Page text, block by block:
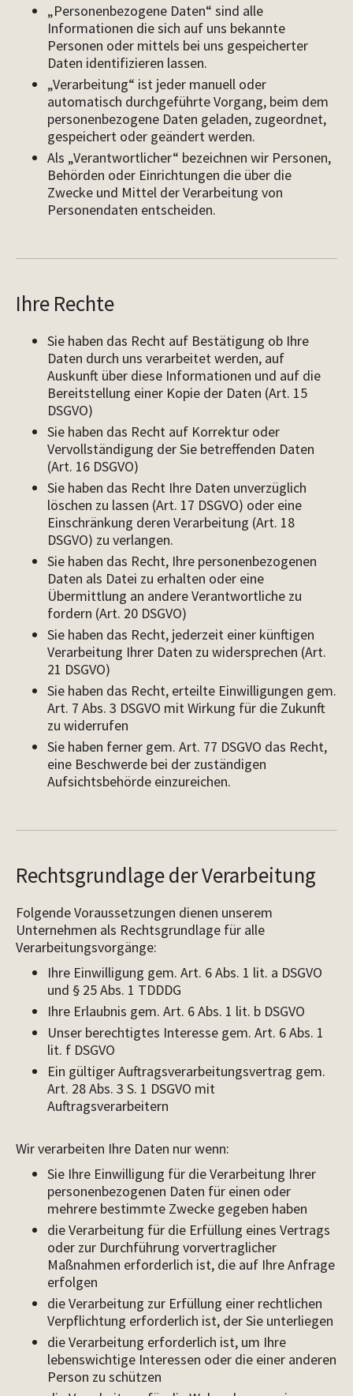
„Personenbezogene Daten“ sind alle
Informationen die sich auf uns bekannte
Personen oder mittels bei uns gespeicherter
Daten identifizieren lassen.
„Verarbeitung“ ist jeder manuell oder
automatisch durchgeführte Vorgang, beim dem
personenbezogene Daten geladen, zugeordnet,
gespeichert oder geändert werden.
Als „Verantwortlicher“ bezeichnen wir Personen,
Behörden oder Einrichtungen die über die
Zwecke und Mittel der Verarbeitung von
Personendaten entscheiden.
Ihre Rechte
Sie haben das Recht auf Bestätigung ob Ihre
Daten durch uns verarbeitet werden, auf
Auskunft über diese Informationen und auf die
Bereitstellung einer Kopie der Daten (Art. 15
DSGVO)
Sie haben das Recht auf Korrektur oder
Vervollständigung der Sie betreffenden Daten
(Art. 16 DSGVO)
Sie haben das Recht Ihre Daten unverzüglich
löschen zu lassen (Art. 17 DSGVO) oder eine
Einschränkung deren Verarbeitung (Art. 18
DSGVO) zu verlangen.
Sie haben das Recht, Ihre personenbezogenen
Daten als Datei zu erhalten oder eine
Übermittlung an andere Verantwortliche zu
fordern (Art. 20 DSGVO)
Sie haben das Recht, jederzeit einer künftigen
Verarbeitung Ihrer Daten zu widersprechen (Art.
21 DSGVO)
Sie haben das Recht, erteilte Einwilligungen gem.
Art. 7 Abs. 3 DSGVO mit Wirkung für die Zukunft
zu widerrufen
Sie haben ferner gem. Art. 77 DSGVO das Recht,
eine Beschwerde bei der zuständigen
Aufsichtsbehörde einzureichen.
Rechtsgrundlage der Verarbeitung
Folgende Voraussetzungen dienen unserem
Unternehmen als Rechtsgrundlage für alle
Verarbeitungsvorgänge:
Ihre Einwilligung gem. Art. 6 Abs. 1 lit. a DSGVO
und § 25 Abs. 1 TDDDG
Ihre Erlaubnis gem. Art. 6 Abs. 1 lit. b DSGVO
Unser berechtigtes Interesse gem. Art. 6 Abs. 1
lit. f DSGVO
Ein gültiger Auftragsverarbeitungsvertrag gem.
Art. 28 Abs. 3 S. 1 DSGVO mit
Auftragsverarbeitern
Wir verarbeiten Ihre Daten nur wenn:
Sie Ihre Einwilligung für die Verarbeitung Ihrer
personenbezogenen Daten für einen oder
mehrere bestimmte Zwecke gegeben haben
die Verarbeitung für die Erfüllung eines Vertrags
oder zur Durchführung vorvertraglicher
Maßnahmen erforderlich ist, die auf Ihre Anfrage
erfolgen
die Verarbeitung zur Erfüllung einer rechtlichen
Verpflichtung erforderlich ist, der Sie unterliegen
die Verarbeitung erforderlich ist, um Ihre
lebenswichtige Interessen oder die einer anderen
Person zu schützen